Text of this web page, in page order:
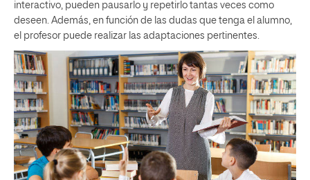
interactivo, pueden pausarlo y repetirlo tantas veces como
deseen. Además, en función de las dudas que tenga el alumno,
el profesor puede realizar las adaptaciones pertinentes.